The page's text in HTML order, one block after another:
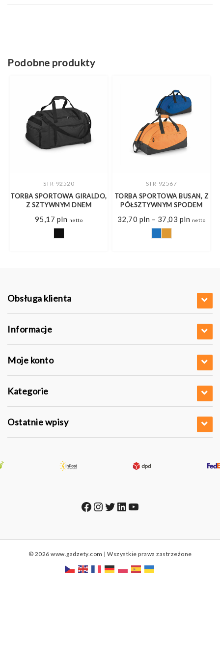
Podobne produkty
STR-92520
TORBA SPORTOWA GIRALDO,
Z SZTYWNYM DNEM
95,17 pln netto
STR-92567
TORBA SPORTOWA BUSAN, Z
PÓŁSZTYWNYM SPODEM
32,70 pln – 37,03 pln Zakres
cen:
netto
Obsługa klienta
Informacje
Moje konto
Kategorie
Ostatnie wpisy
Facebook
Instagram
Twitter
LinkedIn
YouTube
© 2026 www.gadzety.com | Wszystkie prawa zastrzeżone